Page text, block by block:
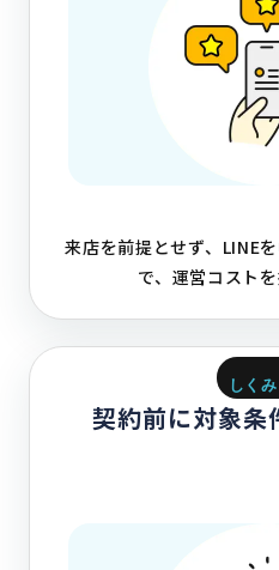
来店を前提とせず、LINE
で、運営コストを
しくみ
契約前に対象条